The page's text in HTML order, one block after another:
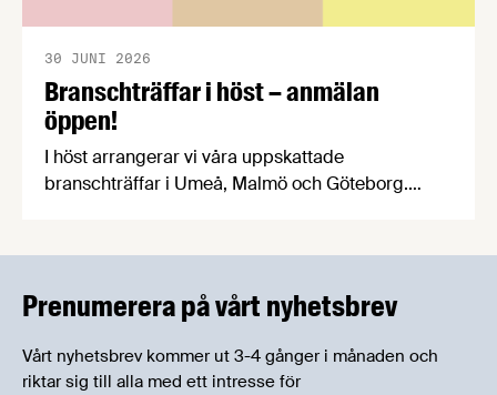
Branschträffar i höst – anmälan
öppen!
30 JUNI 2026
I höst arrangerar vi våra uppskattade
branschträffar i Umeå, Malmö och Göteborg.
Prenumerera på vårt nyhetsbrev
Vårt nyhetsbrev kommer ut 3-4 gånger i månaden och
riktar sig till alla med ett intresse för